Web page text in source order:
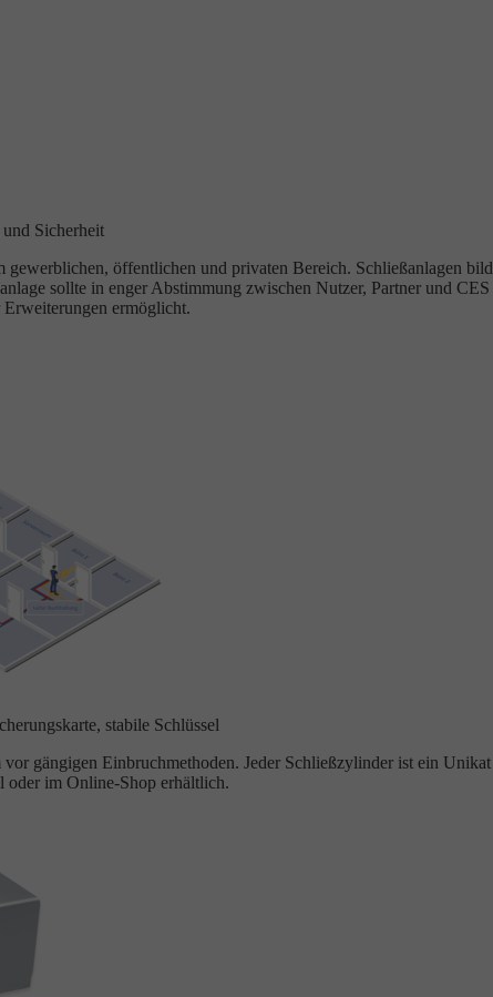
Sicherheit
öffentlichen und privaten Bereich. Schließanlagen
sollte in enger Abstimmung zwischen Nutzer, Partner und
ermöglicht.
stabile Schlüssel
gängigen Einbruchmethoden. Jeder Schließzylinder ist ein
oder im Online-Shop erhältlich.